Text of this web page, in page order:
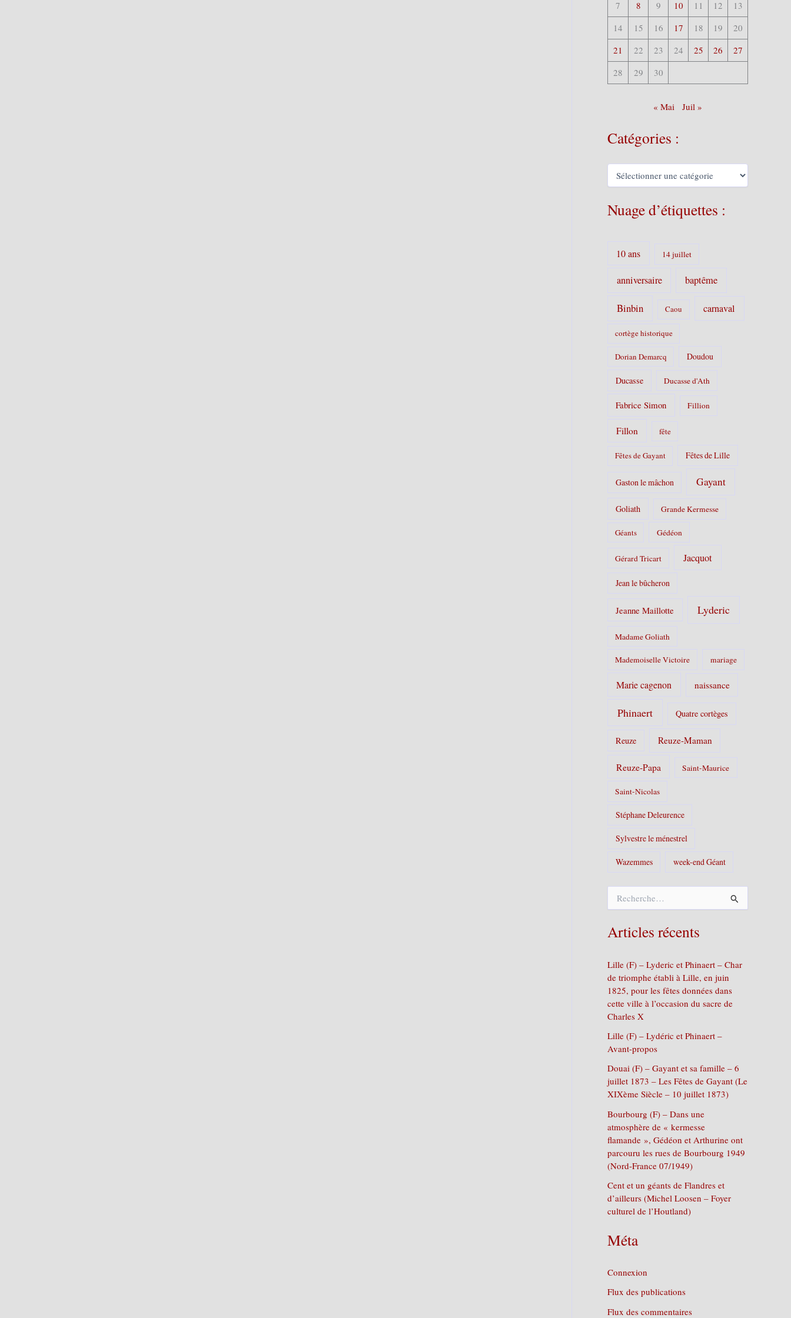
7
8 9 10 11 12
13
14
15 16 17 18 19
20
21
22 23 24 25 26
27
28
29 30
« Mai Juil »
Catégories :
C
é
g
Nuage d’étiquettes :
10 ans 14 juillet
anniversaire baptême
Binbin Caou carnaval
cortège historique
Dorian Demarcq Doudou
Ducasse Ducasse d'Ath
Fabrice Simon Fillion
Fillon fête
Fêtes de Gayant Fêtes de Lille
Gaston le mâchon Gayant
Goliath Grande Kermesse
Géants Gédéon
Gérard Tricart Jacquot
Jean le bûcheron
Jeanne Maillotte Lyderic
Madame Goliath
Mademoiselle Victoire mariage
Marie cagenon naissance
Phinaert Quatre cortèges
Reuze Reuze-Maman
Reuze-Papa Saint-Maurice
Saint-Nicolas
Stéphane Deleurence
Sylvestre le ménestrel
Wazemmes week-end Géant
e
c
h
r
:
Articles récents
Lille (F) – Lyderic et Phinaert – Char
de triomphe établi à Lille, en juin
1825, pour les fêtes données dans
cette ville à l’occasion du sacre de
Charles X
Lille (F) – Lydéric et Phinaert –
Avant-propos
Douai (F) – Gayant et sa famille – 6
juillet 1873 – Les Fêtes de Gayant (Le
XIXème Siècle – 10 juillet 1873)
Bourbourg (F) – Dans une
atmosphère de « kermesse
flamande », Gédéon et Arthurine ont
parcouru les rues de Bourbourg 1949
(Nord-France 07/1949)
Cent et un géants de Flandres et
d’ailleurs (Michel Loosen – Foyer
culturel de l’Houtland)
Méta
Connexion
Flux des publications
Flux des commentaires